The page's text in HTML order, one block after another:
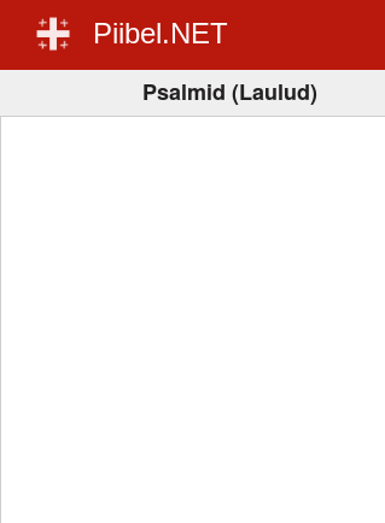
Piibel.NET
Psalmid (Laulud)